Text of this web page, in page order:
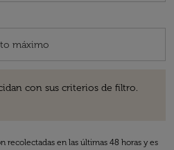
con sus criterios de filtro.
recolectadas en las últimas 48 horas y es